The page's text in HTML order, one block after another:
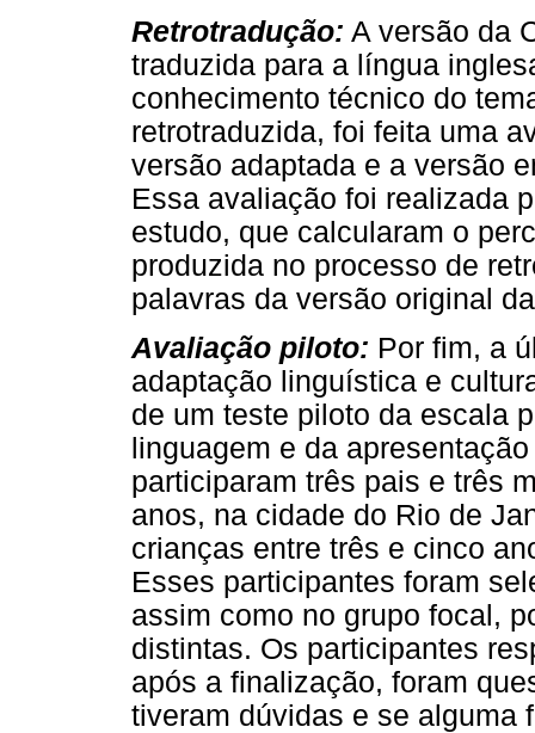
Retrotradução: A versão da
traduzida para a língua
conhecimento técnico do
retrotraduzida, foi feita uma
versão adaptada e a versão
Essa avaliação foi realizada
estudo, que calcularam o
produzida no processo de
palavras da versão original
Avaliação piloto: Por fim, a
adaptação linguística e
de um teste piloto da escala
linguagem e da
participaram três pais e três
anos, na cidade do Rio de
crianças entre três e cinco
Esses participantes foram
assim como no grupo focal,
distintas. Os participantes
após a finalização, foram
tiveram dúvidas e se alguma